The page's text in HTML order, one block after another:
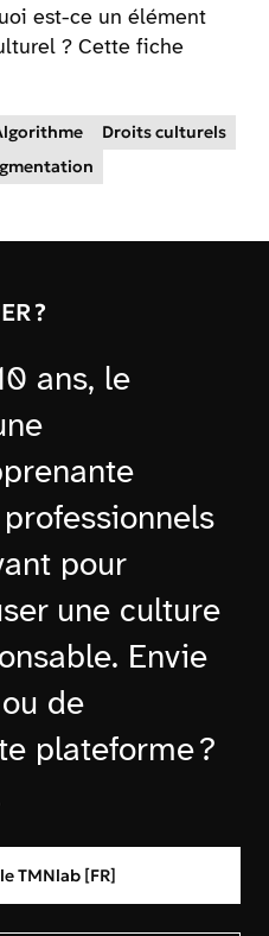
est-ce un élément
? Cette fiche
Droits culturels
?
ans, le
pour
une culture
Envie
de
plateforme ?
TMNlab [FR]